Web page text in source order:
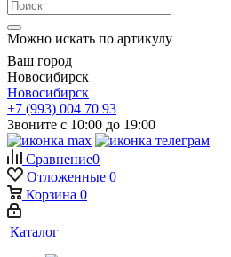
Можно искать по артикулу
Ваш город
Новосибирск
Новосибирск
+7 (993) 004 70 93
Звоните с 10:00 до 19:00
Сравнение0
Отложенные 0
Корзина 0
Каталог